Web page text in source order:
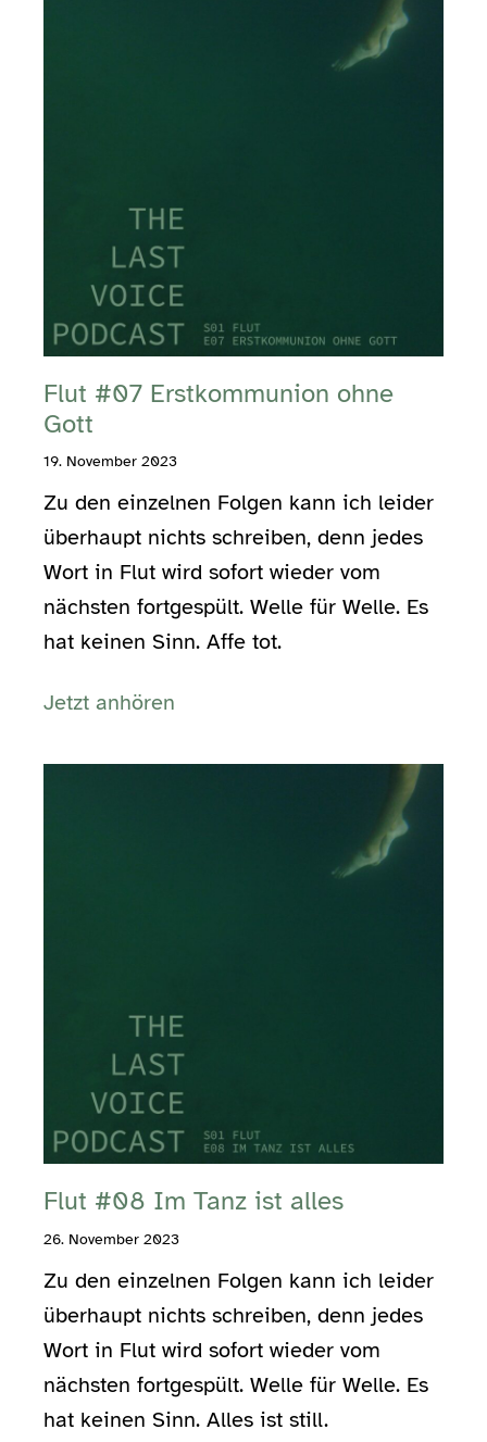
Flut #07 Erstkommunion ohne
Gott
19. November 2023
Zu den einzelnen Folgen kann ich leider
überhaupt nichts schreiben, denn jedes
Wort in Flut wird sofort wieder vom
nächsten fortgespült. Welle für Welle. Es
hat keinen Sinn. Affe tot.
Jetzt anhören
Flut #08 Im Tanz ist alles
26. November 2023
Zu den einzelnen Folgen kann ich leider
überhaupt nichts schreiben, denn jedes
Wort in Flut wird sofort wieder vom
nächsten fortgespült. Welle für Welle. Es
hat keinen Sinn. Alles ist still.